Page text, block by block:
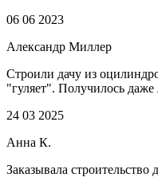
06 06 2023
Александр Миллер
Строили дачу из
"гуляет". Получилось
24 03 2025
Анна К.
Заказывала